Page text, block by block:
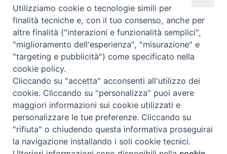
lui si lascia guidare nel cammino di annuncio e testimonianza
del Vangelo, tra i poveri, gli ammalati, i giovani, le famiglie,
condividendo con la Chiesa di …Continua a leggereLa
Diocesi
di
Caiazzo
ha
nuovo
vescovo:
»
« Pagina precedente
Diocesi di Alife-Caiazzo
Via Angelo Scorciarini Coppola, 234
Tel: 0823.786166 / 0823.912707
Email:info@diocesialifecaiazzo.it
Utilizziamo cookie o tecnologie simili per
finalità tecniche e, con il tuo consenso, anche per
altre finalità ("interazioni e funzionalità semplici",
"miglioramento dell'esperienza", "misurazione" e
"targeting e pubblicità") come specificato nella
cookie policy.
Cliccando su "accetta" acconsenti all'utilizzo dei
cookie. Cliccando su "personalizza" puoi avere
maggiori informazioni sui cookie utilizzati e
personalizzare le tue preferenze. Cliccando su
"rifiuta" o chiudendo questa informativa proseguirai
la navigazione installando i soli cookie tecnici.